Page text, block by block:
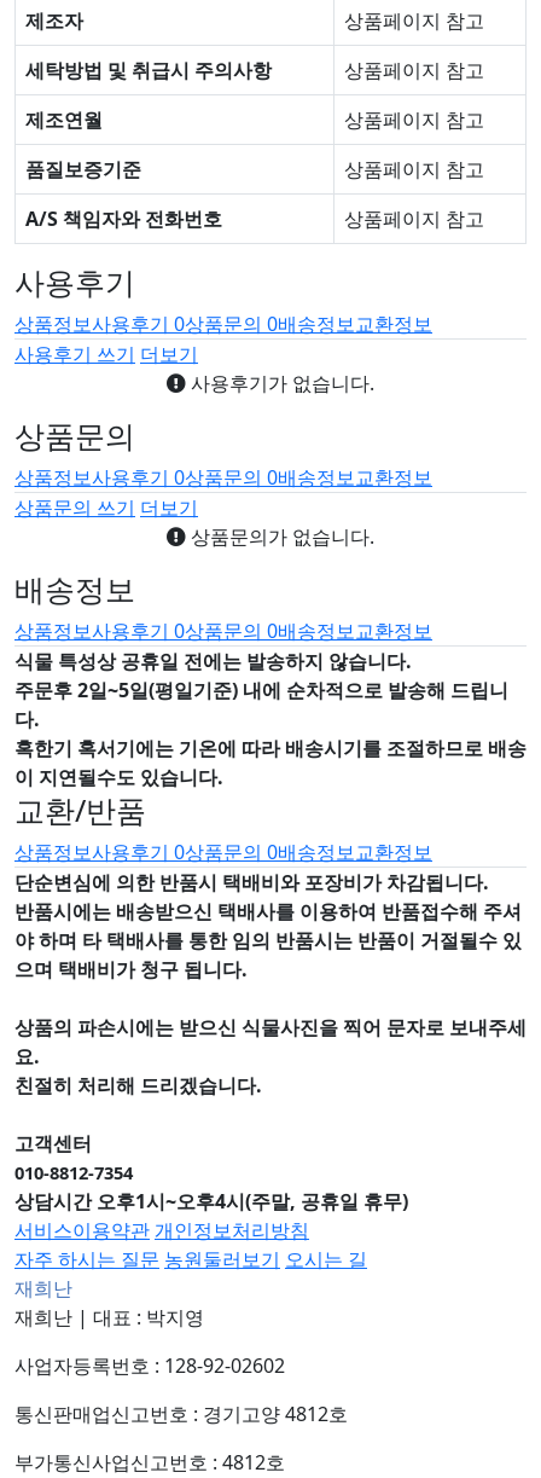
제조자
상품페이지 참고
세탁방법 및 취급시 주의사항
상품페이지 참고
제조연월
상품페이지 참고
품질보증기준
상품페이지 참고
A/S 책임자와 전화번호
상품페이지 참고
사용후기
상품정보사용후기 0상품문의 0배송정보교환정보
사용후기 쓰기 더보기
사용후기가 없습니다.
상품문의
상품정보사용후기 0상품문의 0배송정보교환정보
상품문의 쓰기 더보기
상품문의가 없습니다.
배송정보
상품정보사용후기 0상품문의 0배송정보교환정보
식물 특성상 공휴일 전에는 발송하지 않습니다.
주문후 2일~5일(평일기준) 내에 순차적으로 발송해 드립니
다.
혹한기 혹서기에는 기온에 따라 배송시기를 조절하므로 배송
이 지연될수도 있습니다.
교환/반품
상품정보사용후기 0상품문의 0배송정보교환정보
단순변심에 의한 반품시 택배비와 포장비가 차감됩니다.
반품시에는 배송받으신 택배사를 이용하여 반품접수해 주셔
야 하며 타 택배사를 통한 임의 반품시는 반품이 거절될수 있
으며 택배비가 청구 됩니다.
상품의 파손시에는 받으신 식물사진을 찍어 문자로 보내주세
요.
친절히 처리해 드리겠습니다.
고객센터
010-8812-7354
상담시간 오후1시~오후4시(주말, 공휴일 휴무)
서비스이용약관 개인정보처리방침
자주 하시는 질문 농원둘러보기 오시는 길
재희난
재희난 | 대표 : 박지영
사업자등록번호 : 128-92-02602
통신판매업신고번호 : 경기고양 4812호
부가통신사업신고번호 : 4812호